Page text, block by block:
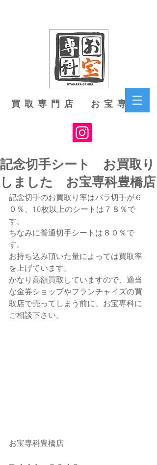
買取専門店 お宝専科
記念切手シート お買取り
しました お宝専科豊橋店
記念切手のお買取り率はバラ切手が６
０％、10枚以上のシートは７８％で
す。
ちなみに普通切手シートは８０％で
す。
お持ち込み頂いた量によっては買取率
を上げています。
かなり高額買取していますので、適当
な金券ショップやフランチャイズの買
取店で売ってしまう前に、お宝専科に
ご相談下さい。
お宝専科豊橋店